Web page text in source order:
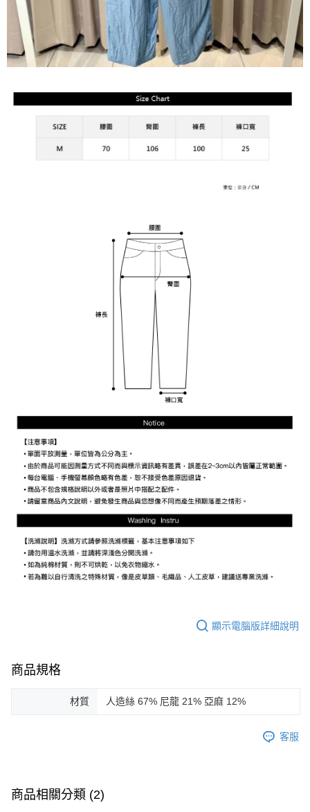
顯示電腦版詳細說明
商品規格
材質 人造絲 67% 尼龍 21% 亞麻 12%
客服
商品相關分類 (2)